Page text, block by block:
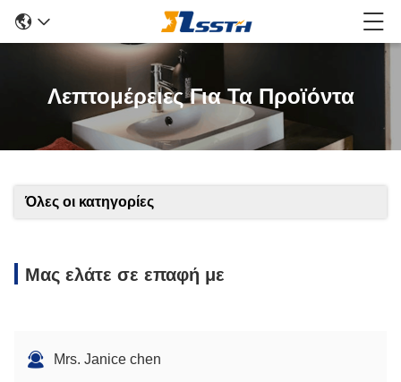
Λεπτομέρειες Για Τα Προϊόντα
Όλες οι κατηγορίες
Μας ελάτε σε επαφή με
Mrs. Janice chen